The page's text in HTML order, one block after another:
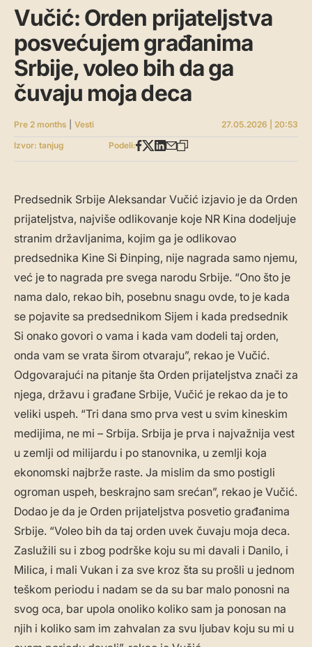
Vučić: Orden prijateljstva
posvećujem građanima
Srbije, voleo bih da ga
čuvaju moja deca
Pre 2 months Vesti
27.05.2026 | 20:53
Izvor: tanjug
Podeli:
Predsednik Srbije Aleksandar Vučić izjavio je da Orden
prijateljstva, najviše odlikovanje koje NR Kina dodeljuje
stranim državljanima, kojim ga je odlikovao
predsednika Kine Si Đinping, nije nagrada samo njemu,
već je to nagrada pre svega narodu Srbije. “Ono što je
nama dalo, rekao bih, posebnu snagu ovde, to je kada
se pojavite sa predsednikom Sijem i kada predsednik
Si onako govori o vama i kada vam dodeli taj orden,
onda vam se vrata širom otvaraju”, rekao je Vučić.
Odgovarajući na pitanje šta Orden prijateljstva znači za
njega, državu i građane Srbije, Vučić je rekao da je to
veliki uspeh. “Tri dana smo prva vest u svim kineskim
medijima, ne mi – Srbija. Srbija je prva i najvažnija vest
u zemlji od milijardu i po stanovnika, u zemlji koja
ekonomski najbrže raste. Ja mislim da smo postigli
ogroman uspeh, beskrajno sam srećan”, rekao je Vučić.
Dodao je da je Orden prijateljstva posvetio građanima
Srbije. “Voleo bih da taj orden uvek čuvaju moja deca.
Zaslužili su i zbog podrške koju su mi davali i Danilo, i
Milica, i mali Vukan i za sve kroz šta su prošli u jednom
teškom periodu i nadam se da su bar malo ponosni na
svog oca, bar upola onoliko koliko sam ja ponosan na
njih i koliko sam im zahvalan za svu ljubav koju su mi u